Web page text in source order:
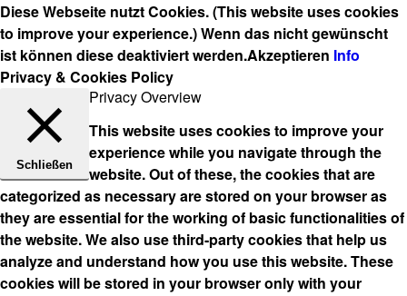
Diese Webseite nutzt Cookies. (This website uses cookies
to improve your experience.) Wenn das nicht gewünscht
ist können diese deaktiviert werden.Akzeptieren Info
Privacy & Cookies Policy
Schließen
Privacy Overview
This website uses cookies to improve your
experience while you navigate through the
website. Out of these, the cookies that are
categorized as necessary are stored on your browser as
they are essential for the working of basic functionalities of
the website. We also use third-party cookies that help us
analyze and understand how you use this website. These
cookies will be stored in your browser only with your